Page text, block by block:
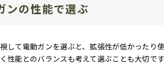
ンの性能で選ぶ
して電動ガンを選ぶと、拡張性が低かったり
性能とのバランスも考えて選ぶことも大切です